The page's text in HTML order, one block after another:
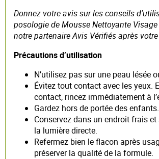
Donnez votre avis sur les conseils
posologie de Mousse Nettoyante
notre partenaire Avis Vérifiés après
Précautions d’utilisation
N’utilisez pas sur une peau lésée
Évitez tout contact avec les yeux.
contact, rincez immédiatement à
Gardez hors de portée des enfants.
Conservez dans un endroit frais et
la lumière directe.
Refermez bien le flacon après
préserver la qualité de la formule.